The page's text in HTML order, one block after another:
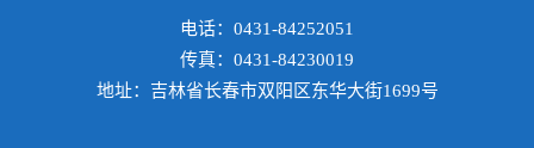
电话：0431-84252051
传真：0431-84230019
地址：吉林省长春市双阳区东华大街1699号